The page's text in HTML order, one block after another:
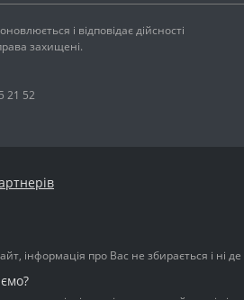
і відповідає дійсності
захищені.
21 52
інформація про Вас не збирається і ні де